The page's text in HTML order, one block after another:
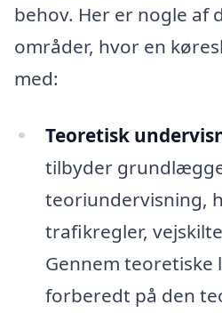
behov. Her er nogle af
områder, hvor en
med:
Teoretisk
tilbyder
teoriundervisning,
trafikregler,
Gennem teoretiske
forberedt på den